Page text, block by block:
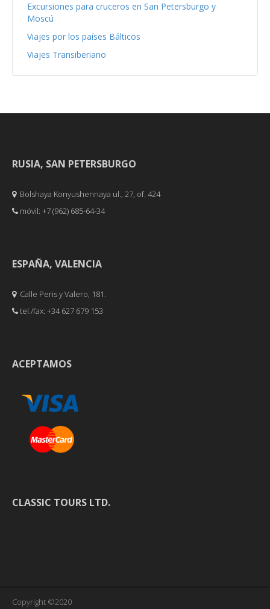
Excursiones para cruceros en San Petersburgo y
Moscú
Viajes por los países Bálticos
Viajes Transiberiano
RUSIA, SAN PETERSBURGO
Bolshaya Konyushennaya ul., 27, of. 424
móvil: +7 (962) 685-64-34
ESPAÑA, VALENCIA
Calle Peris y Valero, 181.
tel./fax: +34 627 679 153
ACEPTAMOS
CLASSIC TOURS LTD.
Copyright ©2020